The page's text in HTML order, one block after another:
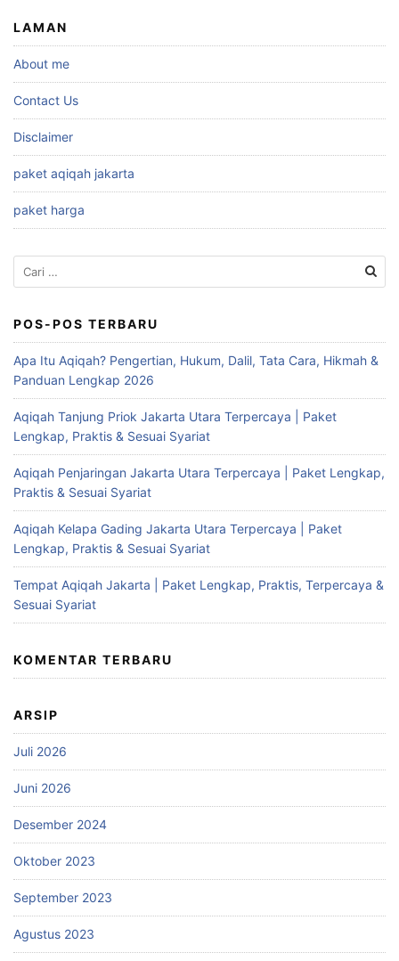
LAMAN
About me
Contact Us
Disclaimer
paket aqiqah jakarta
paket harga
Cari
untuk:
POS-POS TERBARU
Apa Itu Aqiqah? Pengertian, Hukum, Dalil, Tata Cara, Hikmah &
Panduan Lengkap 2026
Aqiqah Tanjung Priok Jakarta Utara Terpercaya | Paket
Lengkap, Praktis & Sesuai Syariat
Aqiqah Penjaringan Jakarta Utara Terpercaya | Paket Lengkap,
Praktis & Sesuai Syariat
Aqiqah Kelapa Gading Jakarta Utara Terpercaya | Paket
Lengkap, Praktis & Sesuai Syariat
Tempat Aqiqah Jakarta | Paket Lengkap, Praktis, Terpercaya &
Sesuai Syariat
KOMENTAR TERBARU
ARSIP
Juli 2026
Juni 2026
Desember 2024
Oktober 2023
September 2023
Agustus 2023